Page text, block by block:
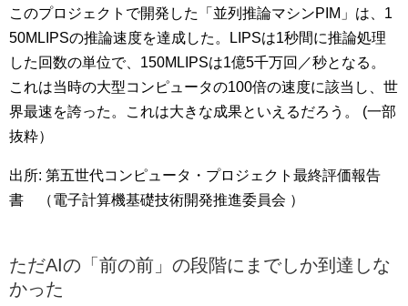
このプロジェクトで開発した「並列推論マシンPIM」は、1
50MLIPSの推論速度を達成した。LIPSは1秒間に推論処理
した回数の単位で、150MLIPSは1億5千万回／秒となる。
これは当時の大型コンピュータの100倍の速度に該当し、世
界最速を誇った。これは大きな成果といえるだろう。 (一部
抜粋）
出所: 第五世代コンピュータ・プロジェクト最終評価報告
書 （電子計算機基礎技術開発推進委員会 ）
ただAIの「前の前」の段階にまでしか到達しな
かった